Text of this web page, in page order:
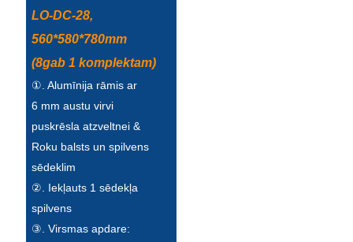
LO-DC-28,
560*580*780mm
(8gab 1 komplektam)
①. Alumīnija rāmis ar
6 mm austu virvi
puskrēsla atzveltnei &
Roku balsts un spilvens
sēdeklim
②. Iekļauts 1 sēdekļa
spilvens
③. Virsmas apdare: